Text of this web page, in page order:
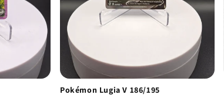
Pokémon Lugia V 186/195